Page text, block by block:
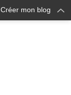
Créer mon blog